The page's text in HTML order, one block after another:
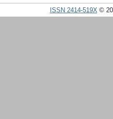
ISSN 2414-519X©